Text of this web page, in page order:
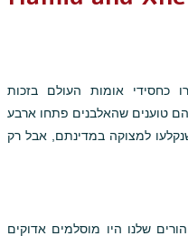
כחסידי אומות העולם בזכות
טוענים שהאלבנים פתחו ארבע
למצוקה במדינתם, אבל רק
שלנו היו מוסלמים אדוקים